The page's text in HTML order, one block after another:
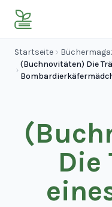
Startseite
(Buchnovitäten) Die
Die